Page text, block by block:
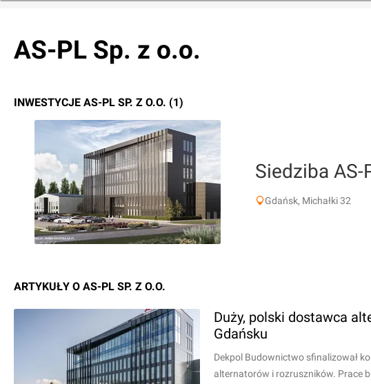
AS-PL Sp. z o.o.
INWESTYCJE AS-PL SP. Z O.O. (1)
Siedziba AS-
Gdańsk, Michałki 32
ARTYKUŁY O AS-PL SP. Z O.O.
Duży, polski dostawca
Gdańsku
Dekpol Budownictwo sfinalizował
alternatorów i rozruszników. Prace